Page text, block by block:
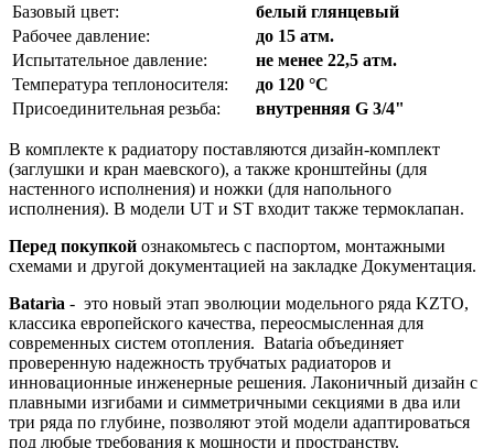
Базовый цвет:
белый глянцевый
Рабочее давление:
до 15 атм.
Испытательное давление:
не менее 22,5 атм.
Температура теплоносителя:
до 120 °C
Присоединительная резьба:
внутренняя G 3/4"
В комплекте к радиатору поставляются дизайн-комплект
(заглушки и кран маевского), а также кронштейны (для
настенного исполнения) и ножки (для напольного
исполнения). В модели UT и ST входит также термоклапан.
Перед покупкой ознакомьтесь с паспортом, монтажными
схемами и другой документацией на закладке Документация.
Batarìa - это новый этап эволюции модельного ряда KZTO,
классика европейского качества, переосмысленная для
современных систем отопления. Bataria объединяет
проверенную надежность трубчатых радиаторов и
инновационные инженерные решения. Лаконичный дизайн с
плавными изгибами и симметричными секциями в два или
три ряда по глубине, позволяют этой модели адаптироваться
под любые требования к мощности и пространству.